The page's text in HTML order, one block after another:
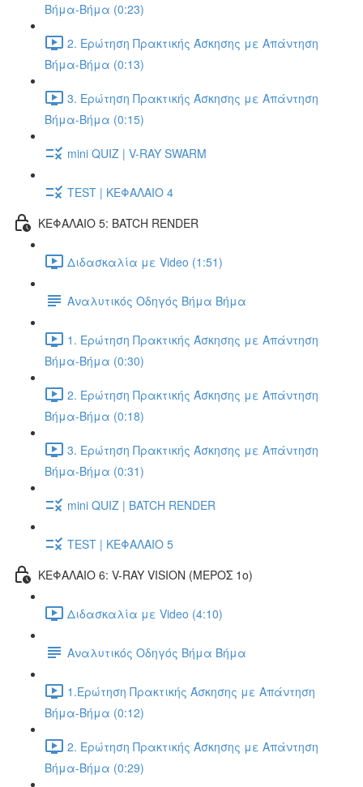
Βήμα-Βήμα (0:23)
2. Ερώτηση Πρακτικής Άσκησης με Απάντηση
Βήμα-Βήμα (0:13)
3. Ερώτηση Πρακτικής Άσκησης με Απάντηση
Βήμα-Βήμα (0:15)
mini QUIZ | V-RAY SWARM
TEST | ΚΕΦΑΛΑΙΟ 4
ΚΕΦΑΛΑΙΟ 5: BATCH RENDER
Διδασκαλία με Video (1:51)
Αναλυτικός Οδηγός Βήμα Βήμα
1. Ερώτηση Πρακτικής Άσκησης με Απάντηση
Βήμα-Βήμα (0:30)
2. Ερώτηση Πρακτικής Άσκησης με Απάντηση
Βήμα-Βήμα (0:18)
3. Ερώτηση Πρακτικής Άσκησης με Απάντηση
Βήμα-Βήμα (0:31)
mini QUIZ | BATCH RENDER
TEST | ΚΕΦΑΛΑΙΟ 5
ΚΕΦΑΛΑΙΟ 6: V-RAY VISION (ΜΕΡΟΣ 1ο)
Διδασκαλία με Video (4:10)
Αναλυτικός Οδηγός Βήμα Βήμα
1.Ερώτηση Πρακτικής Άσκησης με Απάντηση
Βήμα-Βήμα (0:12)
2. Ερώτηση Πρακτικής Άσκησης με Απάντηση
Βήμα-Βήμα (0:29)